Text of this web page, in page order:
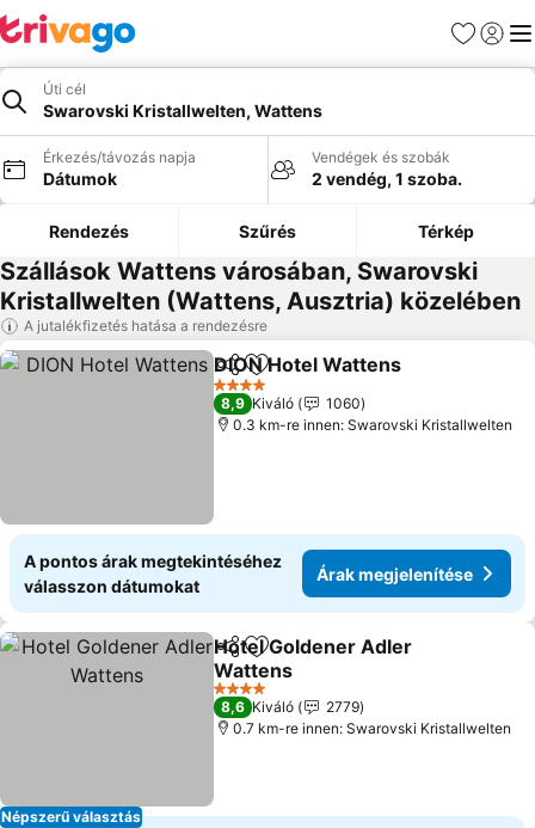
Kedvencek
Úti cél
Swarovski Kristallwelten, Wattens
Érkezés/távozás napja
Dátumok
Vendégek és szobák
2 vendég, 1 szoba.
Rendezés Szűrés Térkép
Szállások Wattens városában, Swarovski
Kristallwelten (Wattens, Ausztria) közelében
A jutalékfizetés hatása a rendezésre
Megosztás
Hozzáadás a kedvencekhez
DION Hotel Wattens
4 Kategória
8,9 Kiváló
1060
0.3 km-re innen: Swarovski Kristallwelten
A pontos árak megtekintéséhez
válasszon dátumokat
Árak megjelenítése
Népszerű választás
Megosztás
Hozzáadás a kedvencekhez
Hotel Goldener Adler
Wattens
4 Kategória
8,6 Kiváló
2779
0.7 km-re innen: Swarovski Kristallwelten